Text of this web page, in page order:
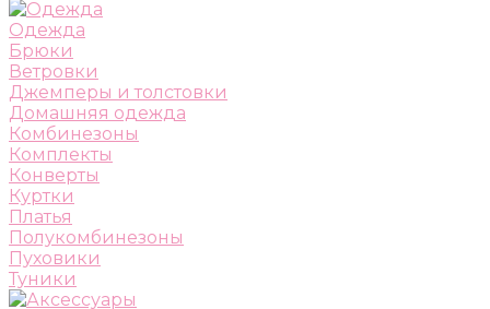
Одежда
Брюки
Ветровки
Джемперы и толстовки
Домашняя одежда
Комбинезоны
Комплекты
Конверты
Куртки
Платья
Полукомбинезоны
Пуховики
Туники